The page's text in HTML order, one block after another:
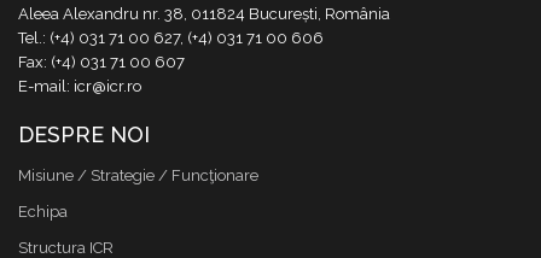
Aleea Alexandru nr. 38, 011824 București, România
Tel.: (+4) 031 71 00 627, (+4) 031 71 00 606
Fax: (+4) 031 71 00 607
E-mail: icr@icr.ro
DESPRE NOI
Misiune / Strategie / Funcţionare
Echipa
Structura ICR